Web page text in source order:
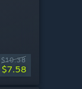
$10.38
$7.58